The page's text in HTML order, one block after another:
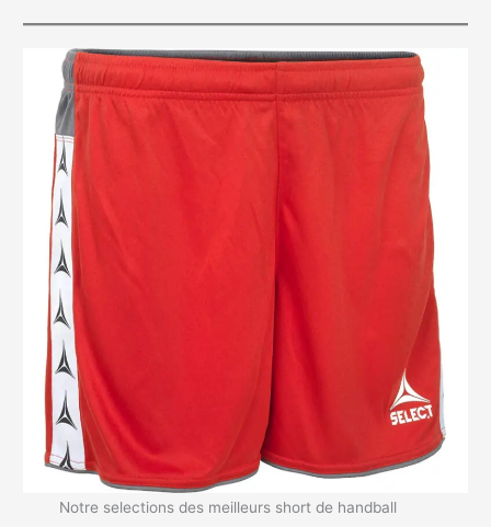
Notre selections des meilleurs short de handball